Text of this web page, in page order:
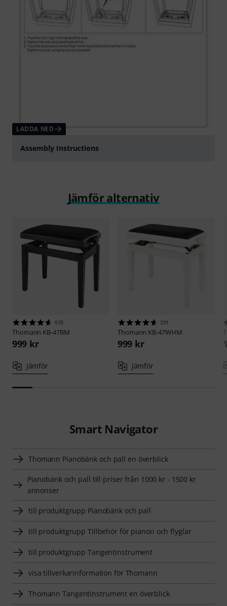
LADDA NED
Assembly Instructions
Jämför alternativ
615
Thomann KB-47BM
999 kr
Jämför
291
Thomann KB-47WHM
999 kr
Jämför
Smart Navigator
Thomann Pianobänk och pall en överblick
Pianobänk och pall till priser från 1000 kr - 1500 kr
annonser
till produktgrupp Pianobänk och pall
till produktgrupp Tillbehör för pianon och flyglar
till produktgrupp Tangentinstrument
visa tillverkarinformation för Thomann
Thomann Tangentinstrument en överblick